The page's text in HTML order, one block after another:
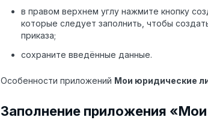
в правом верхнем углу нажмите кнопку
которые следует заполнить, чтобы
приказа;
сохраните введённые данные.
Особенности приложений Мои юридические
Заполнение приложения